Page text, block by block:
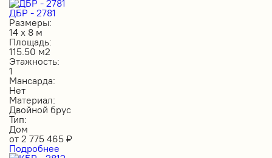
ДБР - 2781
Размеры:
14 х 8 м
Площадь:
115.50 м2
Этажность:
1
Мансарда:
Нет
Материал:
Двойной брус
Тип:
Дом
от 2 775 465 ₽
Подробнее